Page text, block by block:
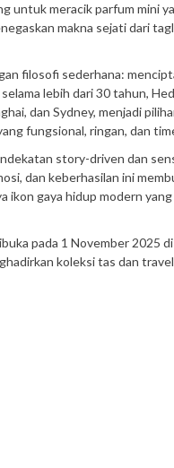
untuk meracik parfum mini
makna sejati dari
filosofi sederhana:
lebih dari 30 tahun,
dan Sydney, menjadi
fungsional, ringan, dan
story-driven dan
dan keberhasilan ini
ikon gaya hidup modern
pada 1 November 2025
koleksi tas dan